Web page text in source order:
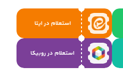
استعلام در ایتا
استعلام در روبیکا